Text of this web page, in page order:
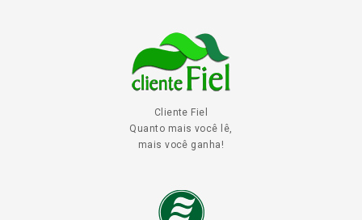
Cliente Fiel
Quanto mais você lê,
mais você ganha!